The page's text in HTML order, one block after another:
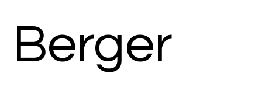
Berger